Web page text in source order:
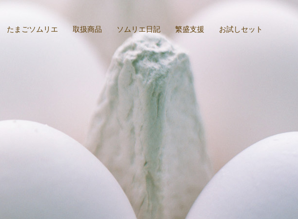
たまごソムリエ 取扱商品 ソムリエ日記 繁盛支援 お試しセット